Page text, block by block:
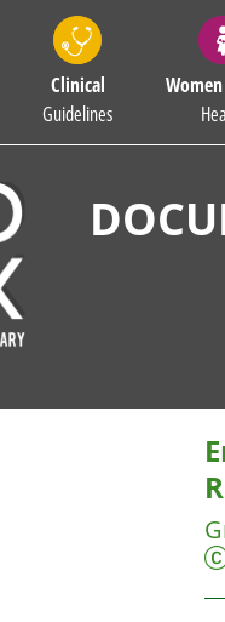
Clinical
Guidelines